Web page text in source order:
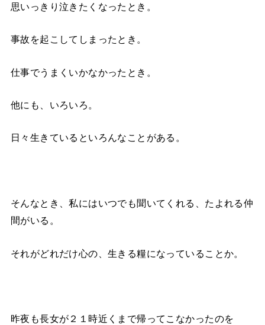
思いっきり泣きたくなったとき。
事故を起こしてしまったとき。
仕事でうまくいかなかったとき。
他にも、いろいろ。
日々生きているといろんなことがある。
そんなとき、私にはいつでも聞いてくれる、たよれる仲
間がいる。
それがどれだけ心の、生きる糧になっていることか。
昨夜も長女が２１時近くまで帰ってこなかったのを